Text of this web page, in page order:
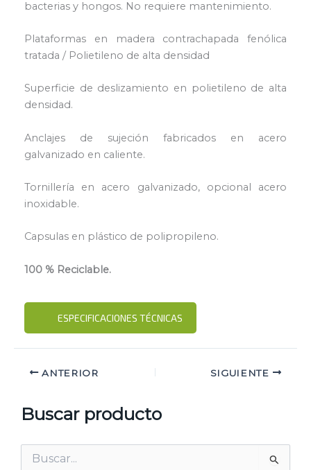
bacterias y hongos. No requiere mantenimiento.
Plataformas en madera contrachapada fenólica
tratada / Polietileno de alta densidad
Superficie de deslizamiento en polietileno de alta
densidad.
Anclajes de sujeción fabricados en acero
galvanizado en caliente.
Tornillería en acero galvanizado, opcional acero
inoxidable.
Capsulas en plástico de polipropileno.
100 % Reciclable.
ESPECIFICACIONES TÉCNICAS
ANTERIOR SIGUIENTE
Buscar producto
por: